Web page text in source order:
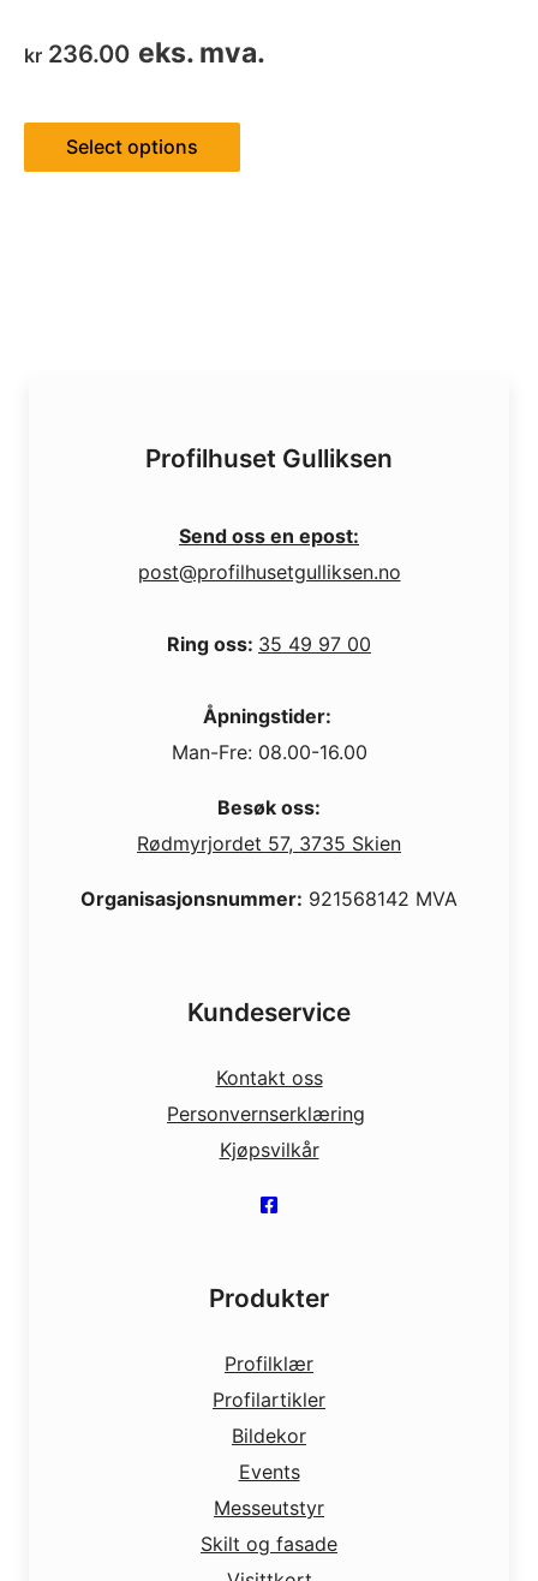
kr 236.00 eks. mva.
Select options
Profilhuset Gulliksen
Send oss en epost:
post@profilhusetgulliksen.no
Ring oss: 35 49 97 00
Åpningstider:
Man-Fre: 08.00-16.00
Besøk oss:
Rødmyrjordet 57, 3735 Skien
Organisasjonsnummer: 921568142 MVA
Kundeservice
Kontakt oss
Personvernserklæring
Kjøpsvilkår
Produkter
Profilklær
Profilartikler
Bildekor
Events
Messeutstyr
Skilt og fasade